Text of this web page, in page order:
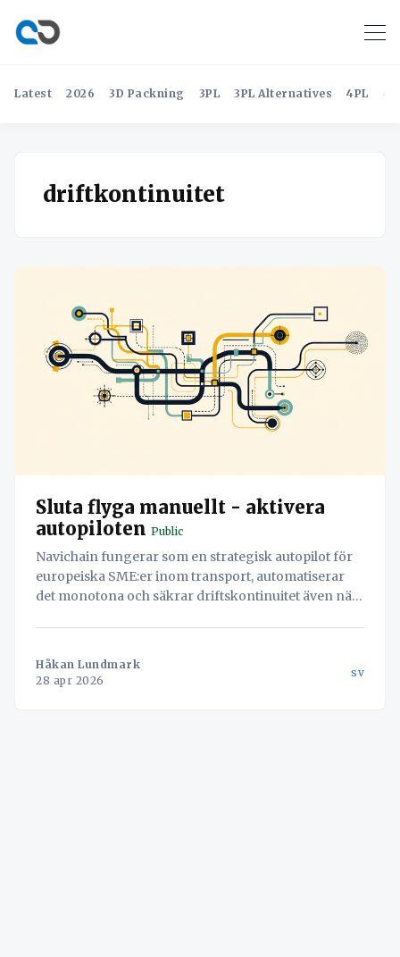
Latest 2026 3D Packning 3PL 3PL Alternatives 4PL
driftkontinuitet
Sluta flyga manuellt - aktivera
autopiloten Public
Navichain fungerar som en strategisk autopilot för
europeiska SME:er inom transport, automatiserar
det monotona och säkrar driftskontinuitet även när
Håkan Lundmark
28 apr 2026
sv